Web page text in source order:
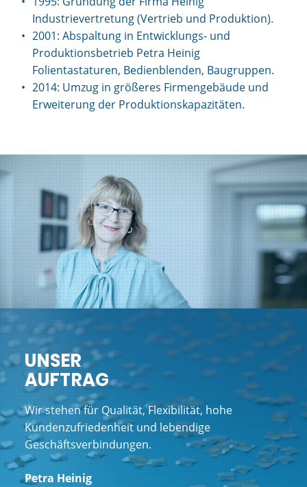
Industrievertretung (Vertrieb und Produktion).
2001: Abspaltung in Entwicklungs- und
Produktionsbetrieb Petra Heinig
Folientastaturen, Bedienblenden, Baugruppen.
2014: Umzug in größeres Firmengebäude und
Erweiterung der Produktionskapazitäten.
UNSER
AUFTRAG
Wir stehen für Qualität, Flexibilität, hohe
Kundenzufriedenheit und lebendige
Geschäftsverbindungen.
Petra Heinig